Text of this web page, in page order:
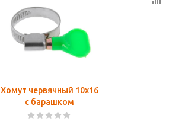
Хомут червячный 10х16
с барашком